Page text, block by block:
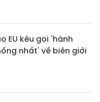
EU kêu gọi 'hành
nhất' về biên giới